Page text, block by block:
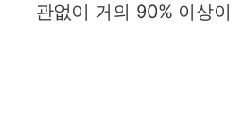
관없이 거의 90% 이상이